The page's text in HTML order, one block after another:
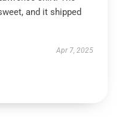
and it shipped
Apr 7, 2025